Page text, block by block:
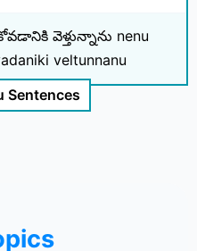
వెళ్తున్నాను nenu
veltunnanu
Sentences